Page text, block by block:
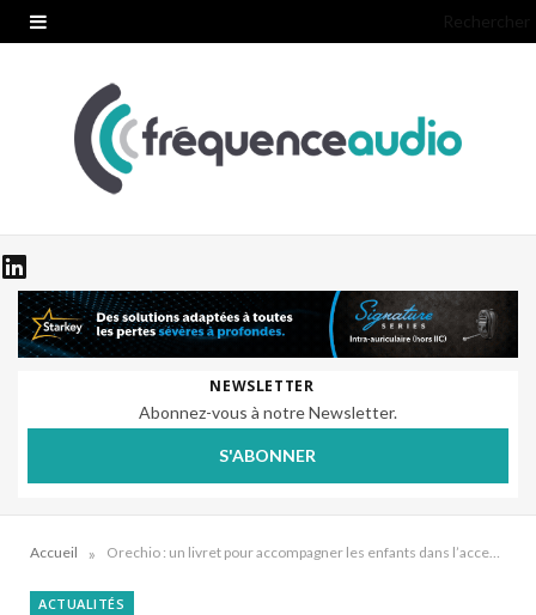
NEWSLETTER
Abonnez-vous à notre Newsletter.
S'ABONNER
Accueil » Orechio : un livret pour accompagner les enfants dans l’acceptation de leurs appareils auditifs
ACTUALITÉS